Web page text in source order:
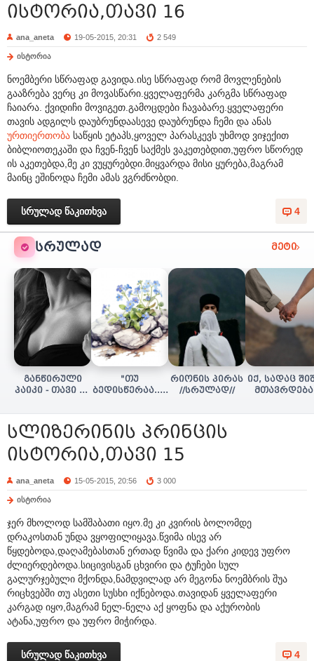
ისტორია,თავი 16
ana_aneta 19-05-2015, 20:31 2 549
ისტორია
ნოემბერი სწრაფად გავიდა.ისე სწრაფად რომ მოვლენების
გააზრება ვერც კი მოვასწარი.ყველაფერმა კარგმა სწრაფად
ჩაიარა. ქვიდიჩი მოვიგეთ.გამოცდები ჩავაბარე.ყველაფერი
თავის ადგილს დაუბრუნდაასევე დაუბრუნდა ჩემი და ანას
ურთიერთობა საწყის ეტაპს,ყოველ პარასკევს უხმოდ ვიჯექით
ბიბლიოთეკაში და ჩვენ-ჩვენ საქმეს ვაკეთებდით,უფრო სწორედ
ის აკეთებდა,მე კი ვუყურებდი.მიყვარდა მისი ყურება,მაგრამ
მაინც ეშინოდა ჩემი ამას ვგრძნობდი.
4
სრულად წაკითხვა
ᲡᲠᲣᲚᲐᲓ მეტი
განწირული
პაიკი - თავი 16
"თუ
ბედისწერაა..."
რიონის პირას
//სრულად//
იქ, სადაც
მთავრდება
სლიზერინის პრინცის
ისტორია,თავი 15
ana_aneta 15-05-2015, 20:56 3 000
ისტორია
ჯერ მხოლოდ სამშაბათი იყო.მე კი კვირის ბოლომდე
დრაკოსთან უნდა ვყოფილიყავა.წვიმა ისევ არ
წყდებოდა,დაღამებასთან ერთად წვიმა და ქარი კიდევ უფრო
ძლიერდებოდა.სიცივისგან ცხვირი და ტუჩები სულ
გალურჯებული მქონდა,ნამდვილად არ მეგონა ნოემბრის შუა
რიცხვებში თუ ასეთი სუსხი იქნებოდა.თავიდან ყველაფერი
კარგად იყო,მაგრამ ნელ-ნელა აქ ყოფნა და აქურობის
ატანა,უფრო და უფრო მიჭირდა.
4
სრულად წაკითხვა